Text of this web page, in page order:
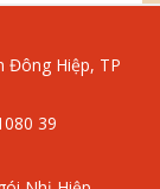
Đông Hiệp, TP
39